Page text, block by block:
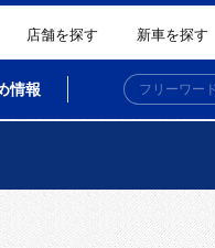
店舗を探す 新車を探す
情報